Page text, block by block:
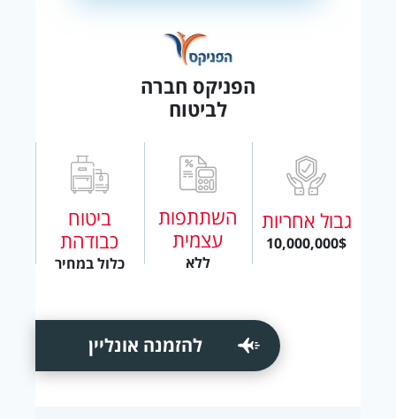
הפניקס חברה
לביטוח
גבול אחריות
10,000,000$
השתתפות
עצמית
ללא
ביטוח
כבודהת
כלול במחיר
להזמנה אונליין